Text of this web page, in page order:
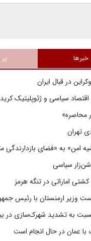
در قبال ایران
سیاسی و ژئوپلیتیک
محاصره»
تهران
امن» به «فضای بازدارندگی
شن‌زار سیاسی
اماراتی در تنگه هرمز
وزیر ارمنستان با رئیس
به تشدید شهرک‌سازی در
با عمان در حال انجام است